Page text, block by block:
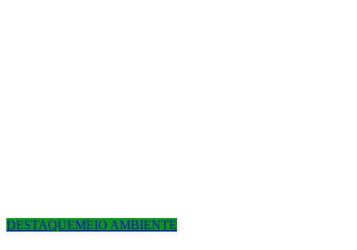
DESTAQUEMEIO AMBIENTE